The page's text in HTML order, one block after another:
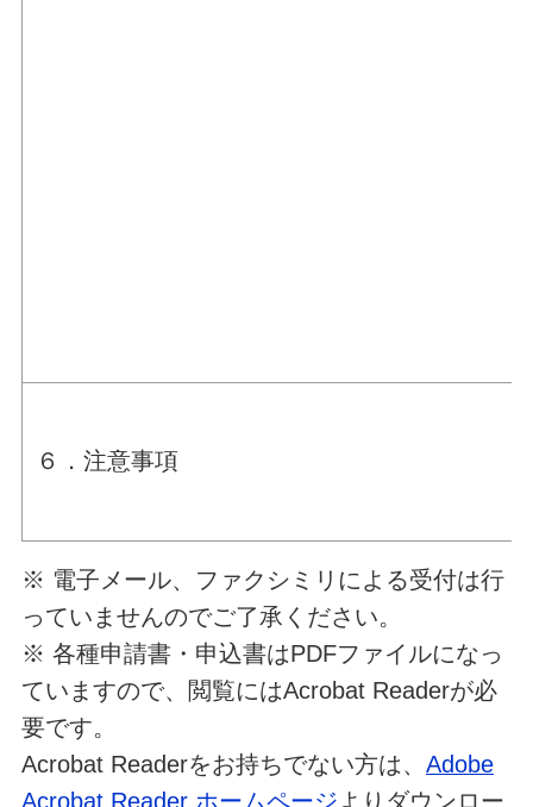
６．注意事項
※ 電子メール、ファクシミリによる受付は行
っていませんのでご了承ください。
※ 各種申請書・申込書はPDFファイルになっ
ていますので、閲覧にはAcrobat Readerが必
要です。
Acrobat Readerをお持ちでない方は、 Adobe
Acrobat Reader ホームページよりダウンロー